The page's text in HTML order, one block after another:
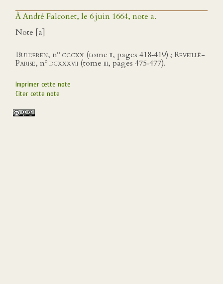
À André Falconet, le 6 juin 1664, note a.
Note [a]
Bulderen, no cccxx (tome ii, pages 418‑419) ; Reveillé-
Parise, no dcxxxvii (tome iii, pages 475‑477).
Imprimer cette note
Citer cette note